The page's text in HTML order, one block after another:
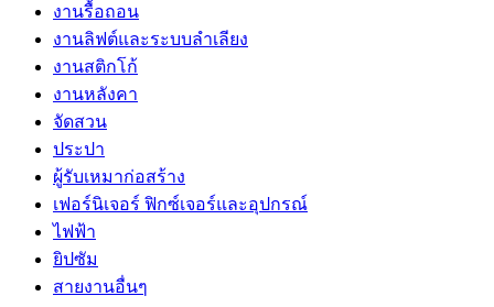
งานรื้อถอน
งานลิฟต์และระบบลำเลียง
งานสติกโก้
งานหลังคา
จัดสวน
ประปา
ผู้รับเหมาก่อสร้าง
เฟอร์นิเจอร์ ฟิกซ์เจอร์และอุปกรณ์
ไฟฟ้า
ยิปซัม
สายงานอื่นๆ